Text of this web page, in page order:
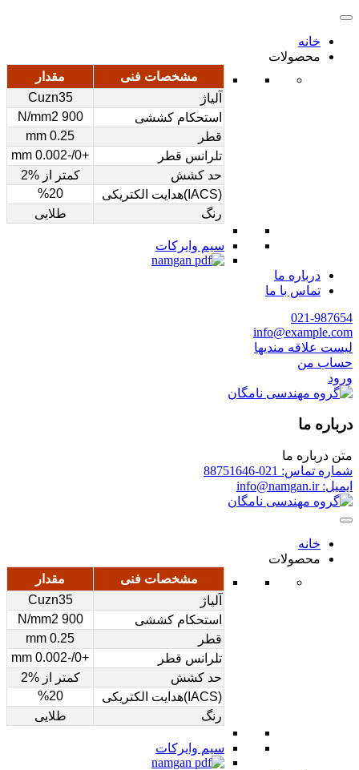
خانه
محصولات
مشخصات فنی
مقدار
آلیاژ
Cuzn35
استحکام کششی
900 N/mm2
قطر
0.25 mm
تلرانس قطر
+0/-0.002 mm
حد کشش
کمتر از %2
(IACS)هدایت الکتریکی
%20
رنگ
طلایی
سیم وایرکات
درباره ما
تماس با ما
021-987654
info@example.com
لیست علاقه مندیها
حساب من
ورود
درباره ما
متن درباره ما
شماره تماس: 021-88751646
ایمیل: info@namgan.ir
خانه
محصولات
مشخصات فنی
مقدار
آلیاژ
Cuzn35
استحکام کششی
900 N/mm2
قطر
0.25 mm
تلرانس قطر
+0/-0.002 mm
حد کشش
کمتر از %2
(IACS)هدایت الکتریکی
%20
رنگ
طلایی
سیم وایرکات